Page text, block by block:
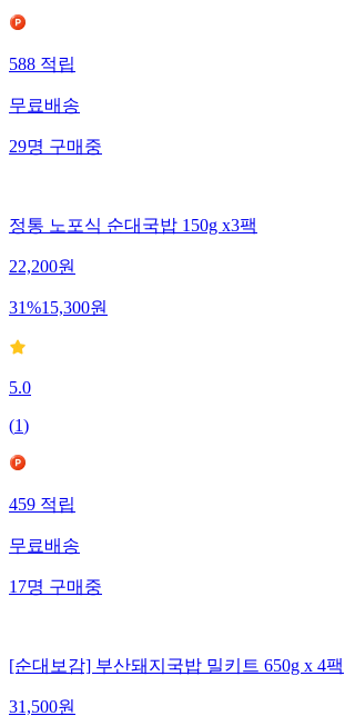
588적립
무료배송
29명구매중
정통 노포식 순대국밥 150g x3팩
22,200원
31%15,300원
5.0
(1)
459적립
무료배송
17명구매중
[순대보감] 부산돼지국밥 밀키트 650g x 4팩